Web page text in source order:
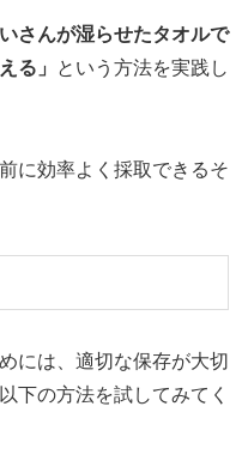
さんが湿らせたタオルで
る」
という方法を実践し
に効率よく採取できるそ
には、適切な保存が大切
下の方法を試してみてく